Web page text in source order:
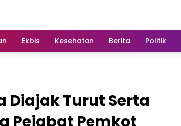
Ekbis Kesehatan Berita Politik
Diajak Turut Serta
Pejabat Pemkot